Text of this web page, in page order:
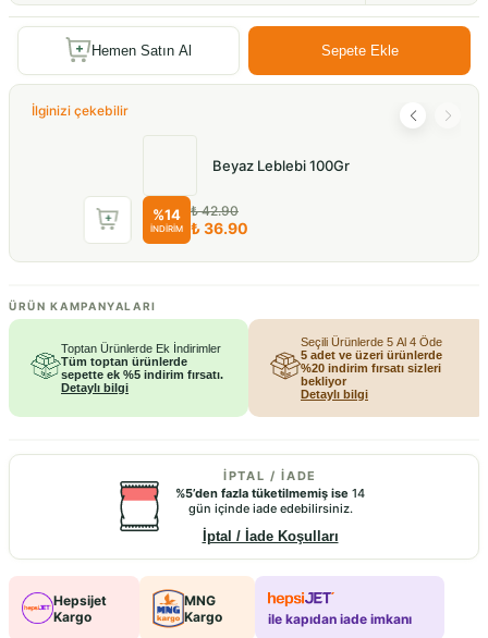
Hemen Satın Al Sepete Ekle
İlginizi çekebilir
Beyaz Leblebi 100Gr
₺ 42.90
₺ 36.90
ÜRÜN KAMPANYALARI
Toptan Ürünlerde Ek İndirimler
Tüm toptan ürünlerde
sepette ek %5 indirim fırsatı.
Detaylı bilgi
Seçili Ürünlerde 5 Al 4 Öde
5 adet ve üzeri ürünlerde
%20 indirim fırsatı sizleri
bekliyor
Detaylı bilgi
İPTAL / İADE
%5’den fazla tüketilmemiş ise 14
gün içinde iade edebilirsiniz.
İptal / İade Koşulları
Hepsijet
Kargo
MNG
Kargo
ile kapıdan iade imkanı